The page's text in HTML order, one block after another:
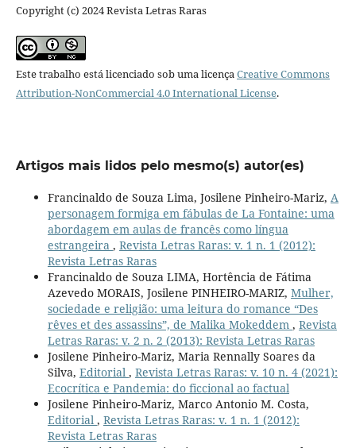
Copyright (c) 2024 Revista Letras Raras
Este trabalho está licenciado sob uma licençaCreative Commons
Attribution-NonCommercial 4.0 International License.
Artigos mais lidos pelo mesmo(s) autor(es)
Francinaldo de Souza Lima, Josilene Pinheiro-Mariz, A
personagem formiga em fábulas de La Fontaine: uma
abordagem em aulas de francês como língua
estrangeira , Revista Letras Raras: v. 1 n. 1 (2012):
Revista Letras Raras
Francinaldo de Souza LIMA, Hortência de Fátima
Azevedo MORAIS, Josilene PINHEIRO-MARIZ, Mulher,
sociedade e religião: uma leitura do romance “Des
rêves et des assassins”, de Malika Mokeddem , Revista
Letras Raras: v. 2 n. 2 (2013): Revista Letras Raras
Josilene Pinheiro-Mariz, Maria Rennally Soares da
Silva, Editorial , Revista Letras Raras: v. 10 n. 4 (2021):
Ecocrítica e Pandemia: do ficcional ao factual
Josilene Pinheiro-Mariz, Marco Antonio M. Costa,
Editorial , Revista Letras Raras: v. 1 n. 1 (2012):
Revista Letras Raras